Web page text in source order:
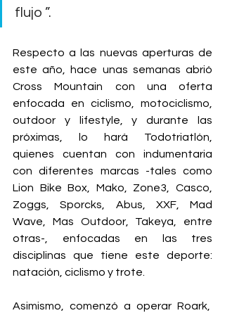
flujo ”.
Respecto a las nuevas aperturas de
este año, hace unas semanas abrió
Cross Mountain con una oferta
enfocada en ciclismo, motociclismo,
outdoor y lifestyle, y durante las
próximas, lo hará Todotriatlón,
quienes cuentan con indumentaria
con diferentes marcas -tales como
Lion Bike Box, Mako, Zone3, Casco,
Zoggs, Sporcks, Abus, XXF, Mad
Wave, Mas Outdoor, Takeya, entre
otras-, enfocadas en las tres
disciplinas que tiene este deporte:
natación, ciclismo y trote.
Asimismo, comenzó a operar Roark,